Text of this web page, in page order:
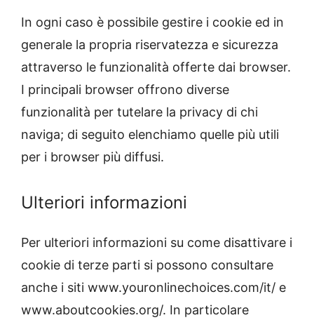
In ogni caso è possibile gestire i cookie ed in
generale la propria riservatezza e sicurezza
attraverso le funzionalità offerte dai browser.
I principali browser offrono diverse
funzionalità per tutelare la privacy di chi
naviga; di seguito elenchiamo quelle più utili
per i browser più diffusi.
Ulteriori informazioni
Per ulteriori informazioni su come disattivare i
cookie di terze parti si possono consultare
anche i siti www.youronlinechoices.com/it/ e
www.aboutcookies.org/. In particolare